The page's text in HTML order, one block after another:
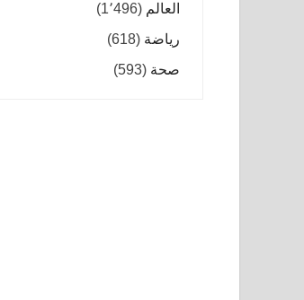
العالم (1٬496)
رياضة (618)
صحة (593)